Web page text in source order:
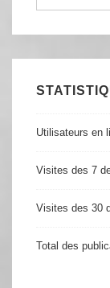
Utilisateurs en
Visites des 7
Visites des 30
Total des